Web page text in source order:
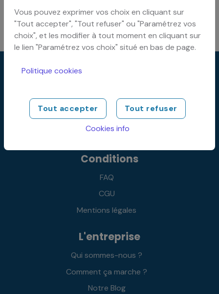
Comment annuler ma réservation ?
Voiture
Utilitaire
Gardiennage
Conditions
FAQ
CGU
Mentions légales
L'entreprise
Qui sommes-nous ?
Comment ça marche ?
Notre Blog
Vous pouvez exprimer vos choix en cliquant sur
"Tout accepter", "Tout refuser" ou "Paramétrez vos
choix", et les modifier à tout moment en cliquant sur
le lien "Paramétrez vos choix" situé en bas de page.
Politique cookies
Tout accepter
Tout refuser
Cookies info